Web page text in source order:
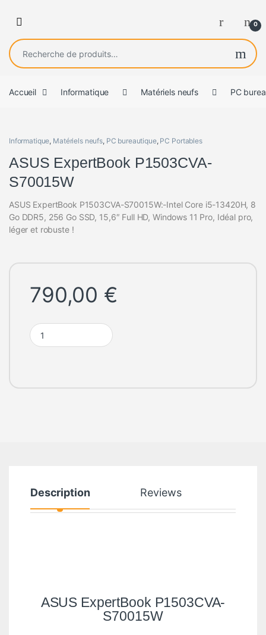
0
Recherche pour :
Accueil Informatique Matériels neufs PC
Informatique, Matériels neufs, PC bureautique, PC Portables
ASUS ExpertBook P1503CVA-
S70015W
ASUS ExpertBook P1503CVA-S70015W:-Intel Core i5-13420H, 8
Go DDR5, 256 Go SSD, 15,6″ Full HD, Windows 11 Pro, Idéal pro,
léger et robuste !
790,00 €
ASUS ExpertBook P1503CVA-S70015W quantity
Description Reviews
ASUS ExpertBook P1503CVA-
S70015W